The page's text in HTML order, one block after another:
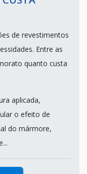
de revestimentos
Entre as
quanto custa
aplicada,
o efeito de
do mármore,